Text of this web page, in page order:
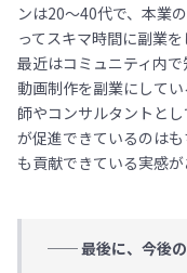
ンは20〜40代で、本業
ってスキマ時間に副業
最近はコミュニティ内で
動画制作を副業にして
師やコンサルタントと
が促進できているのは
も貢献できている実感が
── 最後に、今後の